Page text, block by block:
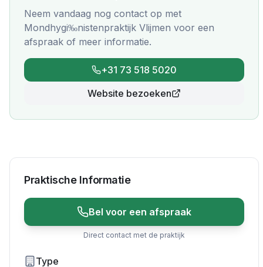
Neem vandaag nog contact op met
Mondhygi‰nistenpraktijk Vlijmen voor een
afspraak of meer informatie.
+31 73 518 5020
Website bezoeken
Praktische Informatie
Bel voor een afspraak
Direct contact met de praktijk
Type